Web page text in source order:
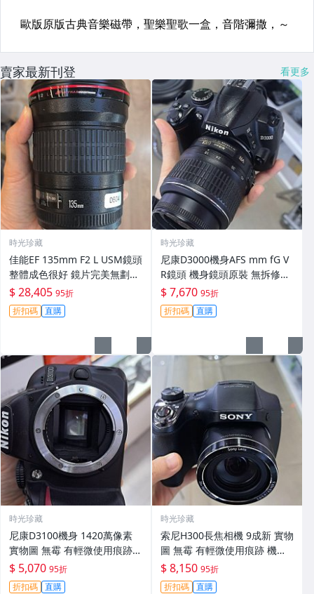
賣家最新刊登 看更多
時光珍藏
佳能EF 135mm F2 L USM鏡頭
整體成色很好 鏡片完美無劃痕
功能一切正常 無拆修無-3430
$ 28,405 95折
折扣碼 直購
時光珍藏
尼康D3000機身AFS mm fG V
R鏡頭 機身鏡頭原裝 無拆修無
翻新 有輕微使用痕跡 鏡頭-34
30
$ 7,670 95折
折扣碼 直購
時光珍藏
尼康D3100機身 1420萬像素
實物圖 無霉 有輕微使用痕跡
機身原裝 無拆修無翻新 臨-34
3
$ 5,070 95折
折扣碼 直購
時光珍藏
索尼H300長焦相機 9成新 實物
圖 無霉 有輕微使用痕跡 機身
鏡頭原裝 無拆修無翻新-3430
$ 8,150 95折
折扣碼 直購